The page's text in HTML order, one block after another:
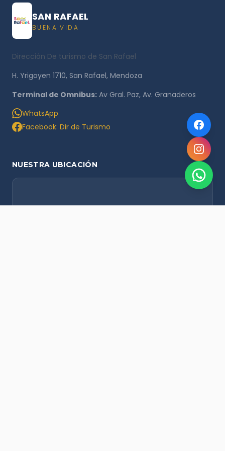
SAN RAFAEL
BUENA VIDA
Dirección De turismo de San Rafael
H. Yrigoyen 1710, San Rafael, Mendoza
Terminal de Omnibus: Av Gral. Paz, Av. Granaderos
WhatsApp
Facebook: Dir de Turismo
NUESTRA UBICACIÓN